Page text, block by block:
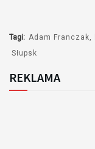
Tagi: Adam Franczak
Słupsk
REKLAMA